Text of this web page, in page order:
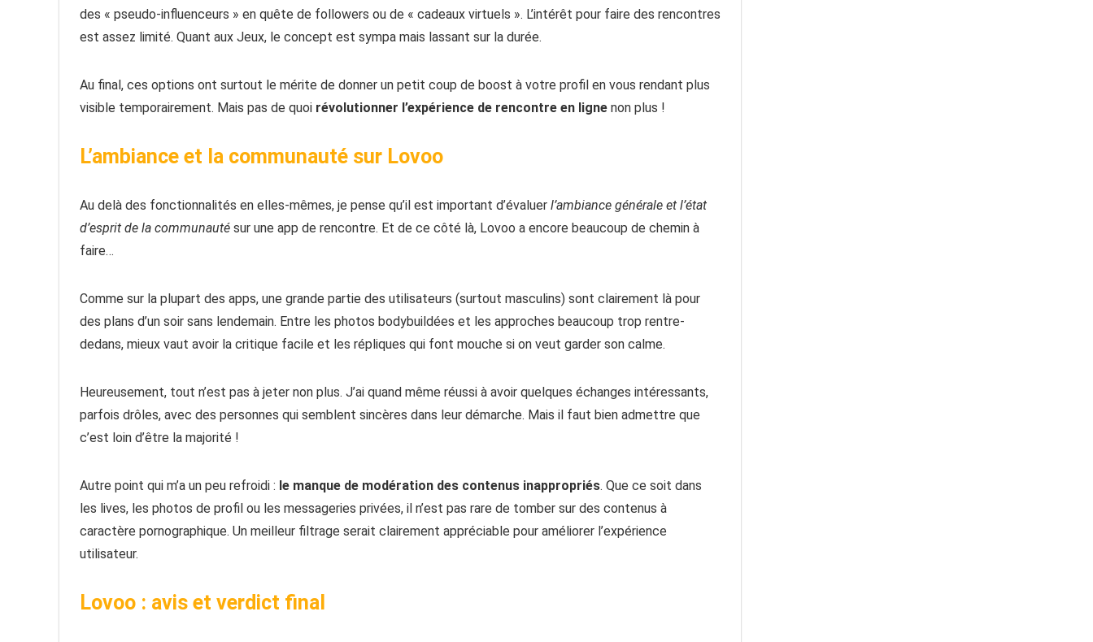
des « pseudo-influenceurs » en quête de followers ou de « cadeaux virtuels ». L’intérêt pour faire des rencontres
est assez limité. Quant aux Jeux, le concept est sympa mais lassant sur la durée.
Au final, ces options ont surtout le mérite de donner un petit coup de boost à votre profil en vous rendant plus
visible temporairement. Mais pas de quoi révolutionner l’expérience de rencontre en ligne non plus !
L’ambiance et la communauté sur Lovoo
Au delà des fonctionnalités en elles-mêmes, je pense qu’il est important d’évaluer l’ambiance générale et l’état
d’esprit de la communauté sur une app de rencontre. Et de ce côté là, Lovoo a encore beaucoup de chemin à
faire…
Comme sur la plupart des apps, une grande partie des utilisateurs (surtout masculins) sont clairement là pour
des plans d’un soir sans lendemain. Entre les photos bodybuildées et les approches beaucoup trop rentre-
dedans, mieux vaut avoir la critique facile et les répliques qui font mouche si on veut garder son calme.
Heureusement, tout n’est pas à jeter non plus. J’ai quand même réussi à avoir quelques échanges intéressants,
parfois drôles, avec des personnes qui semblent sincères dans leur démarche. Mais il faut bien admettre que
c’est loin d’être la majorité !
Autre point qui m’a un peu refroidi : le manque de modération des contenus inappropriés. Que ce soit dans
les lives, les photos de profil ou les messageries privées, il n’est pas rare de tomber sur des contenus à
caractère pornographique. Un meilleur filtrage serait clairement appréciable pour améliorer l’expérience
utilisateur.
Lovoo : avis et verdict final